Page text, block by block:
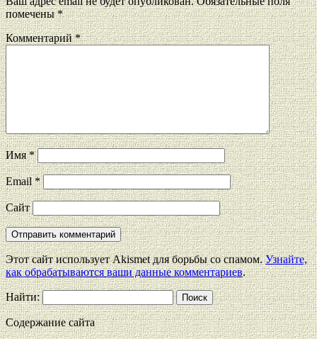
помечены*
Комментарий*
Имя*
Email*
Сайт
Этот сайт использует Akismet для борьбы со спамом.Узнайте,
как обрабатываются ваши данные комментариев.
Найти:
Содержание сайта